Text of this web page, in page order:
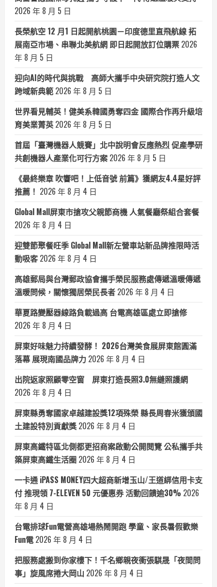
2026 年 8 月 5 日
長榮航空 12 月1 日起開航桃園－印度德里直飛航線 拓
展南亞市場、串聯北美航網 即日起開放訂位購票 2026
年 8 月 5 日
迎向AI的時代與挑戰 高師大攜手中央研究院打造人文
跨域新典範 2026 年 8 月 5 日
世界看見輔英！健美系韓國勇奪四金 國際合作再升級培
育美業菁英 2026 年 8 月 5 日
首屆「臺灣機器人競賽」北中說明會反應熱烈 促產學研
共創機器人產業化可行方案 2026 年 8 月 5 日
《最終樂章 吹響吧！上低音號 前篇》獲網友4.4星好評
推薦！ 2026 年 8 月 4 日
Global Mall屏東市搶攻父親節商機 人氣餐廳祭組合套餐
2026 年 8 月 4 日
迎雙節聚餐旺季 Global Mall新左營車站新品牌推限時活
動吸客 2026 年 8 月 4 日
高雄郵局與台灣郵政協會攜手榮民服務處傳遞溫暖傳遞
溫暖問候，關懷獨居榮民長者 2026 年 8 月 4 日
華夏路變壓器線路負載過高 台電高雄區處立即搶修
2026 年 8 月 4 日
屏東好味魅力持續發酵！ 2026台灣美食展屏東館圓滿
落幕 展現南國品牌力 2026 年 8 月 4 日
出院返家照顧零空窗 屏東打造長照3.0無縫照護網
2026 年 8 月 4 日
屏東縣勇奪國家卓越建設獎12項殊榮 縣長周春米獲頒國
土建設特別貢獻獎 2026 年 8 月 4 日
屏東高鐵特區北側都更招商案啟動公開閱覽 公私攜手共
築屏東高鐵生活圈 2026 年 8 月 4 日
一卡通 iPASS MONEY四大超商新增玉山/王道綁信用卡支
付 推現領 7-ELEVEN 50 元優惠券 活動回饋逾30% 2026
年 8 月 4 日
台電排球Fun電營高雄場熱鬧開跑 學童、家長暑假歡樂
Fun電 2026 年 8 月 4 日
把服務處搬到你家樓下！千名鄉親夜衝張騏晟「夜間問
事」旋風席捲大岡山 2026 年 8 月 4 日